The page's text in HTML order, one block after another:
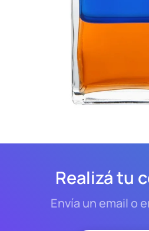
Realizá tu
Envía un email o